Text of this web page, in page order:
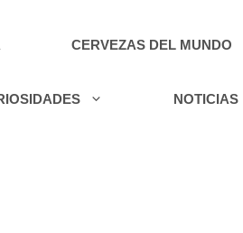
CERVEZAS DEL MUNDO
NOTICIAS